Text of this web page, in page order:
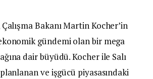
Bakanı Martin Kocher’in
gündemi olan bir mega
dair büyüdü. Kocher ile Salı
ve işgücü piyasasındaki